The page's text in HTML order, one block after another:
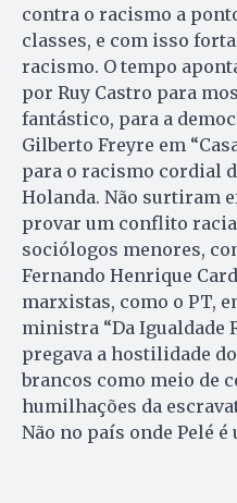
contra o racismo a
classes, e com isso
racismo. O tempo
por Ruy Castro para
fantástico, para a
Gilberto Freyre em
para o racismo cordial
Holanda. Não surtiram
provar um conflito
sociólogos menores,
Fernando Henrique
marxistas, como o PT,
ministra “Da Igualdade
pregava a hostilidade
brancos como meio de
humilhações da
Não no país onde Pelé